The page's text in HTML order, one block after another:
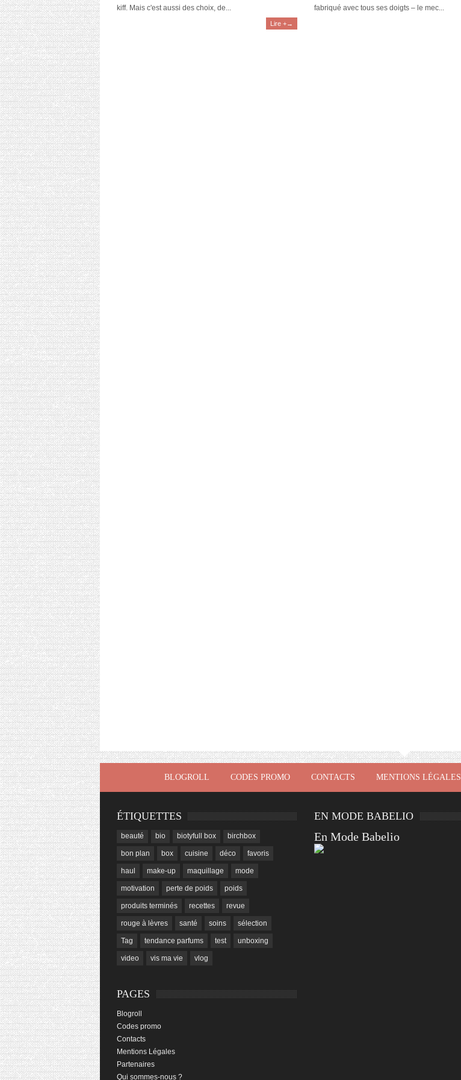
kiff. Mais c'est aussi des choix, de...
Lire +→
fabriqué avec tous ses doigts – le mec...
BLOGROLL CODES PROMO CONTACTS MENTIONS LÉGALES
ÉTIQUETTES
beauté bio biotyfull box birchbox
bon plan box cuisine déco favoris
haul make-up maquillage mode
motivation perte de poids poids
produits terminés recettes revue
rouge à lèvres santé soins sélection
Tag tendance parfums test unboxing
video vis ma vie vlog
PAGES
Blogroll
Codes promo
Contacts
Mentions Légales
Partenaires
Qui sommes-nous ?
EN MODE BABELIO
En Mode Babelio